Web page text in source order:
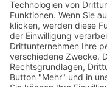
5.
Google
Hosting)